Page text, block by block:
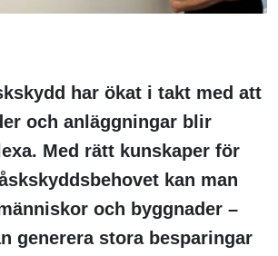
har ökat i takt med att
och anläggningar blir
Med rätt kunskaper för
kan man
och byggnader –
generera stora besparingar